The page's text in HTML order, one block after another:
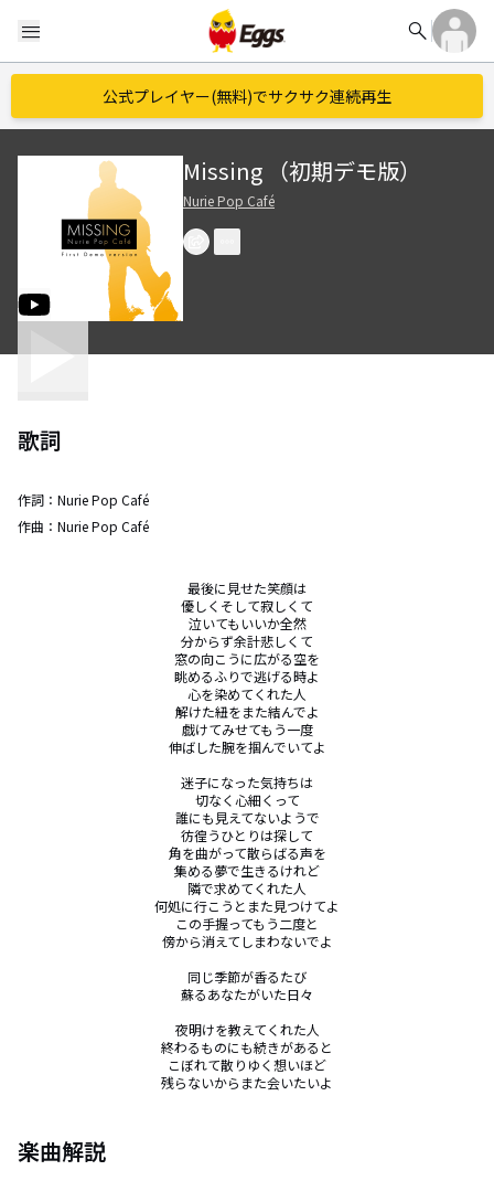
menu search
公式プレイヤー(無料)でサクサク連続再生
Missing （初期デモ版）
Nurie Pop Café
歌詞
作詞： Nurie Pop Café
作曲： Nurie Pop Café
最後に見せた笑顔は
優しくそして寂しくて
泣いてもいいか全然
分からず余計悲しくて
窓の向こうに広がる空を
眺めるふりで逃げる時よ
心を染めてくれた人
解けた紐をまた結んでよ
戯けてみせてもう一度
伸ばした腕を掴んでいてよ
迷子になった気持ちは
切なく心細くって
誰にも見えてないようで
彷徨うひとりは探して
角を曲がって散らばる声を
集める夢で生きるけれど
隣で求めてくれた人
何処に行こうとまた見つけてよ
この手握ってもう二度と
傍から消えてしまわないでよ
同じ季節が香るたび
蘇るあなたがいた日々
夜明けを教えてくれた人
終わるものにも続きがあると
こぼれて散りゆく想いほど
残らないからまた会いたいよ
楽曲解説